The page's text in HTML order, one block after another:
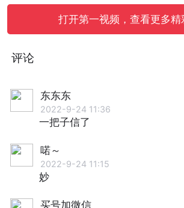
打开第一视频，查看更多精
评论
东东东
2022-9-24 11:36
一把子信了
喏～
2022-9-24 11:15
妙
买号加微信